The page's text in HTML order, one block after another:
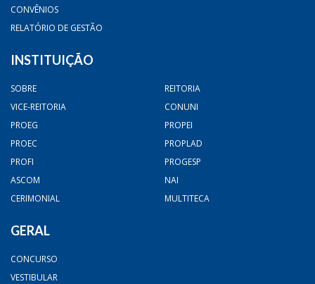
CONVÊNIOS
RELATÓRIO DE GESTÃO
INSTITUIÇÃO
SOBRE
REITORIA
VICE-REITORIA
CONUNI
PROEG
PROPEI
PROEC
PROPLAD
PROFI
PROGESP
ASCOM
NAI
CERIMONIAL
MULTITECA
GERAL
CONCURSO
VESTIBULAR